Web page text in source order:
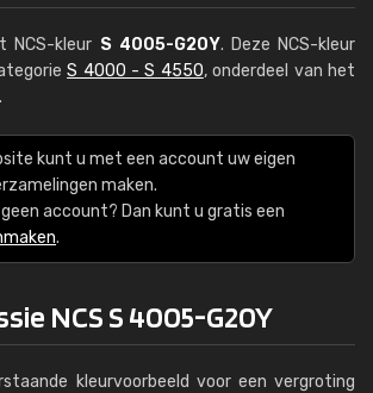
NCS-kleur S 4005-G20Y. Deze NCS-kleur
S 4000 - S 4550, onderdeel van het
.
kunt u met een account uw eigen
maken.
account? Dan kunt u gratis een
.
NCS S 4005-G20Y
kleurvoorbeeld voor een vergroting